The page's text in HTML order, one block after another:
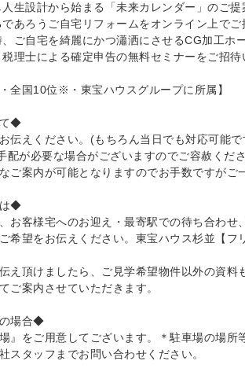
人生設計から始まる「未来カレンダー」のご提
であろうご自宅リフォームをオンライン上でご
、ご自宅を綺麗にかつ瀟洒にさせるCG加工ホ
税理士による確定申告の無料セミナーをご招待
全国10位※・東宝ハウスグループに所属】
◆
伝えください。(もちろん当日でも対応可能
配が必要な場合がございますのでご容赦くだ
ご案内が可能となりますのでお手数ですがご
◆
お客様宅へのお迎え・最寄駅での待ち合わせ
希望をお伝えください。東宝ハウス杉並【
え頂けましたら、ご見学希望物件以外の資料
ご案内させていただきます。
場合◆
場』をご用意してございます。＊駐車場の場
スタッフまでお問い合わせください。